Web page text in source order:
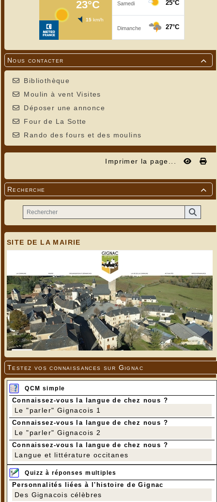

Nous contacter
Bibliothèque
Moulin à vent Visites
Déposer une annonce
Four de La Sotte
Rando des fours et des moulins
Imprimer la page...

Recherche
SITE DE LA MAIRIE
Testez vos connaissances sur Gignac
QCM simple
Connaissez-vous la langue de chez nous ?
Le "parler" Gignacois 1
Connaissez-vous la langue de chez nous ?
Le "parler" Gignacois 2
Connaissez-vous la langue de chez nous ?
Langue et littérature occitanes
Quizz à réponses multiples
Personnalités liées à l'histoire de Gignac
Des Gignacois célèbres